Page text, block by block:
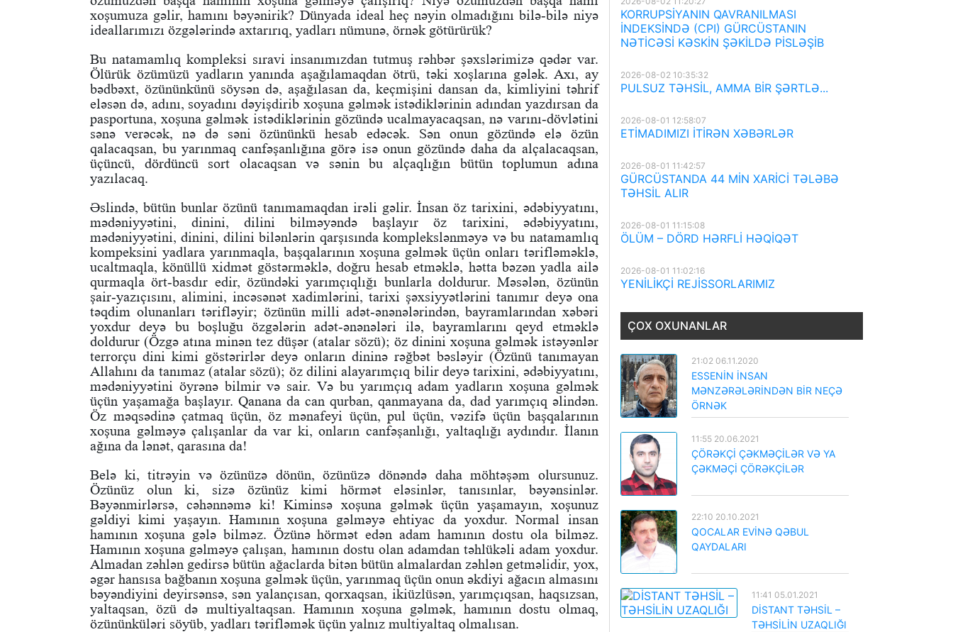
xoşumuza gəlir, hamını bəyənirik? Dünyada ideal heç nəyin olmadığını bilə-bilə niyə
ideallarımızı özgələrində axtarırıq, yadları nümunə, örnək götürürük?
Bu natamamlıq kompleksi sıravi insanımızdan tutmuş rəhbər şəxslərimizə qədər var.
Ölürük özümüzü yadların yanında aşağılamaqdan ötrü, təki xoşlarına gələk. Axı, ay
bədbəxt, özününkünü söysən də, aşağılasan da, keçmişini dansan da, kimliyini təhrif
eləsən də, adını, soyadını dəyişdirib xoşuna gəlmək istədiklərinin adından yazdırsan da
pasportuna, xoşuna gəlmək istədiklərinin gözündə ucalmayacaqsan, nə varını-dövlətini
sənə verəcək, nə də səni özününkü hesab edəcək. Sən onun gözündə elə özün
qalacaqsan, bu yarınmaq canfəşanlığına görə isə onun gözündə daha da alçalacaqsan,
üçüncü, dördüncü sort olacaqsan və sənin bu alçaqlığın bütün toplumun adına
yazılacaq.
Əslində, bütün bunlar özünü tanımamaqdan irəli gəlir. İnsan öz tarixini, ədəbiyyatını,
mədəniyyətini, dinini, dilini bilməyəndə başlayır öz tarixini, ədəbiyyatını,
mədəniyyətini, dinini, dilini bilənlərin qarşısında komplekslənməyə və bu natamamlıq
kompeksini yadlara yarınmaqla, başqalarının xoşuna gəlmək üçün onları tərifləməklə,
ucaltmaqla, könüllü xidmət göstərməklə, doğru hesab etməklə, hətta bəzən yadla ailə
qurmaqla ört-basdır edir, özündəki yarımçıqlığı bunlarla doldurur. Məsələn, özünün
şair-yazıçısını, alimini, incəsənət xadimlərini, tarixi şəxsiyyətlərini tanımır deyə ona
təqdim olunanları tərifləyir; özünün milli adət-ənənələrindən, bayramlarından xəbəri
yoxdur deyə bu boşluğu özgələrin adət-ənənələri ilə, bayramlarını qeyd etməklə
doldurur (Özgə atına minən tez düşər (atalar sözü); öz dinini xoşuna gəlmək istəyənlər
terrorçu dini kimi göstərirlər deyə onların dininə rəğbət bəsləyir (Özünü tanımayan
Allahını da tanımaz (atalar sözü); öz dilini alayarımçıq bilir deyə tarixini, ədəbiyyatını,
mədəniyyətini öyrənə bilmir və sair. Və bu yarımçıq adam yadların xoşuna gəlmək
üçün yaşamağa başlayır. Qanana da can qurban, qanmayana da, dad yarımçıq əlindən.
Öz məqsədinə çatmaq üçün, öz mənafeyi üçün, pul üçün, vəzifə üçün başqalarının
xoşuna gəlməyə çalışanlar da var ki, onların canfəşanlığı, yaltaqlığı aydındır. İlanın
ağına da lənət, qarasına da!
Belə ki, titrəyin və özünüzə dönün, özünüzə dönəndə daha möhtəşəm olursunuz.
Özünüz olun ki, sizə özünüz kimi hörmət eləsinlər, tanısınlar, bəyənsinlər.
Bəyənmirlərsə, cəhənnəmə ki! Kiminsə xoşuna gəlmək üçün yaşamayın, xoşunuz
gəldiyi kimi yaşayın. Hamının xoşuna gəlməyə ehtiyac da yoxdur. Normal insan
hamının xoşuna gələ bilməz. Özünə hörmət edən adam hamının dostu ola bilməz.
Hamının xoşuna gəlməyə çalışan, hamının dostu olan adamdan təhlükəli adam yoxdur.
Almadan zəhlən gedirsə bütün ağaclarda bitən bütün almalardan zəhlən getməlidir, yox,
əgər hansısa bağbanın xoşuna gəlmək üçün, yarınmaq üçün onun əkdiyi ağacın almasını
bəyəndiyini deyirsənsə, sən yalançısan, qorxaqsan, ikiüzlüsən, yarımçıqsan, haqsızsan,
yaltaqsan, özü də multiyaltaqsan. Hamının xoşuna gəlmək, hamının dostu olmaq,
özününküləri söyüb, yadları tərifləmək üçün yalnız multiyaltaq olmalısan.
KORRUPSİYANIN QAVRANILMASI
İNDEKSİNDƏ (CPI) GÜRCÜSTANIN
NƏTİCƏSİ KƏSKİN ŞƏKİLDƏ PİSLƏŞİB
2026-08-02 10:35:32
PULSUZ TƏHSİL, AMMA BİR ŞƏRTLƏ...
2026-08-01 12:58:07
ETİMADIMIZI İTİRƏN XƏBƏRLƏR
2026-08-01 11:42:57
GÜRCÜSTANDA 44 MİN XARİCİ TƏLƏBƏ
TƏHSİL ALIR
2026-08-01 11:15:08
ÖLÜM – DÖRD HƏRFLİ HƏQİQƏT
2026-08-01 11:02:16
YENİLİKÇİ REJİSSORLARIMIZ
ÇOX OXUNANLAR
21:02 06.11.2020
ESSENİN İNSAN
MƏNZƏRƏLƏRİNDƏN BİR NEÇƏ
ÖRNƏK
11:55 20.06.2021
ÇÖRƏKÇİ ÇƏKMƏÇİLƏR VƏ YA
ÇƏKMƏÇİ ÇÖRƏKÇİLƏR
22:10 20.10.2021
QOCALAR EVİNƏ QƏBUL
QAYDALARI
11:41 05.01.2021
DİSTANT TƏHSİL –
TƏHSİLİN UZAQLIĞI